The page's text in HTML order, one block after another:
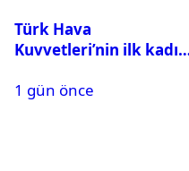
Türk Hava
Kuvvetleri’nin ilk kadın
Karapınar hakkında
1 gün önce